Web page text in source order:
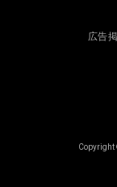
広告
Copyright